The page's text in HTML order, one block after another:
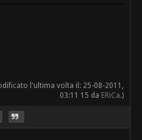
l'ultima volta il: 25-08-2011,
03:11 15 da ERiCa.)